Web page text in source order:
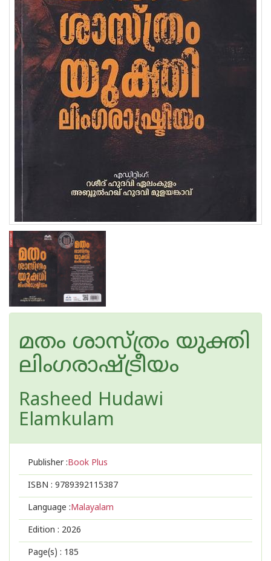
മതം ശാസ്ത്രം യുക്തി
ലിംഗ‌രാഷ്ട്രീയം
Rasheed Hudawi
Elamkulam
Publisher :Book Plus
ISBN : 9789392115387
Language :Malayalam
Edition : 2026
Page(s) : 185